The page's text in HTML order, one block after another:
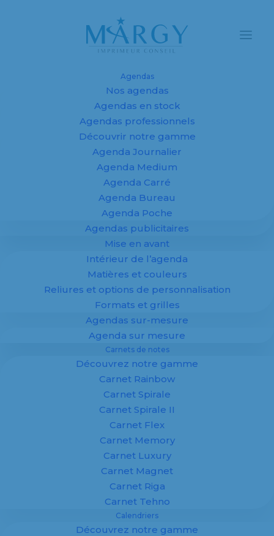
Agendas
Nos agendas
Agendas en stock
Agendas professionnels
Découvrir notre gamme
Agenda Journalier
Agenda Medium
Agenda Carré
Agenda Bureau
Agenda Poche
Agendas publicitaires
Mise en avant
Intérieur de l’agenda
Matières et couleurs
Reliures et options de personnalisation
Formats et grilles
Agendas sur-mesure
Agenda sur mesure
Carnets de notes
Découvrez notre gamme
Carnet Rainbow
Carnet Spirale
Carnet Spirale II
Carnet Flex
Carnet Memory
Carnet Luxury
Carnet Magnet
Carnet Riga
Carnet Tehno
Calendriers
Découvrez notre gamme
Agendas et
calendriers
personnalisés
2027 pour
entreprises,
fabricant sur
mesure
100 % personnalisé
Spécialiste de la fabrication d’agendas
et supports imprimés
personnalisés pour entreprises, Margy
Imprimeur vous accompagne dans la
création de supports publicitaires sur
Agendas, calendriers etcarnets
votre image : offrez à vos clients un support
utile, durable et visible toute l’année.
✔ Impression professionnelle
✔ Adapté aux entreprises